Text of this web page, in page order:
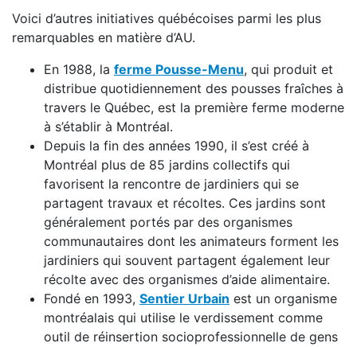
Voici d’autres initiatives québécoises parmi les plus
remarquables en matière d’AU.
En 1988, la ferme Pousse-Menu, qui produit et
distribue quotidiennement des pousses fraîches à
travers le Québec, est la première ferme moderne
à s’établir à Montréal.
Depuis la fin des années 1990, il s’est créé à
Montréal plus de 85 jardins collectifs qui
favorisent la rencontre de jardiniers qui se
partagent travaux et récoltes. Ces jardins sont
généralement portés par des organismes
communautaires dont les animateurs forment les
jardiniers qui souvent partagent également leur
récolte avec des organismes d’aide alimentaire.
Fondé en 1993, Sentier Urbain est un organisme
montréalais qui utilise le verdissement comme
outil de réinsertion socioprofessionnelle de gens